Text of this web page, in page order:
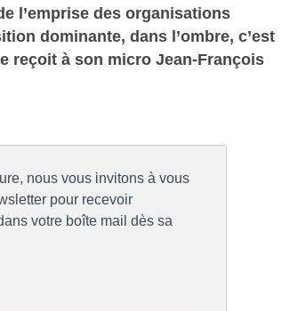
l’emprise des organisations
dominante, dans l’ombre, c’est
reçoit à son micro Jean-François